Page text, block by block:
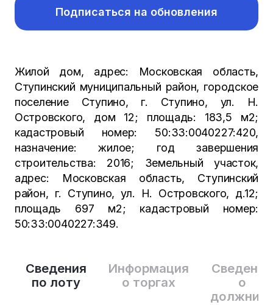
Сведения
по лоту
Информация
о торгах
Сведения
о
Подписаться на обновления
Жилой дом, адрес: Московская область,
Ступинский муниципальный район, городское
поселение Ступино, г. Ступино, ул. Н.
Островского, дом 12; площадь: 183,5 м2;
кадастровый номер: 50:33:0040227:420,
назначение: жилое; год завершения
строительства: 2016; Земельный участок,
адрес: Московская область, Ступинский
район, г. Ступино, ул. Н. Островского, д.12;
площадь 697 м2; кадастровый номер:
50:33:0040227:349.